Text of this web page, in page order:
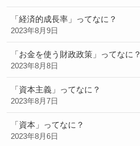
「経済的成長率」ってなに？
2023年8月9日
「お金を使う財政政策」ってなに？
2023年8月8日
「資本主義」ってなに？
2023年8月7日
「資本」ってなに？
2023年8月6日